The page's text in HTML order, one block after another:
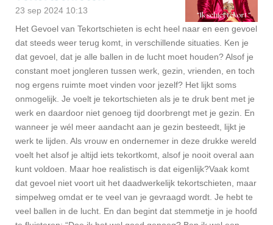
23 sep 2024 10:13
Het Gevoel van Tekortschieten is echt heel naar en een gevoel
dat steeds weer terug komt, in verschillende situaties. Ken je
dat gevoel, dat je alle ballen in de lucht moet houden? Alsof je
constant moet jongleren tussen werk, gezin, vrienden, en toch
nog ergens ruimte moet vinden voor jezelf? Het lijkt soms
onmogelijk. Je voelt je tekortschieten als je te druk bent met je
werk en daardoor niet genoeg tijd doorbrengt met je gezin. En
wanneer je wél meer aandacht aan je gezin besteedt, lijkt je
werk te lijden. Als vrouw en ondernemer in deze drukke wereld
voelt het alsof je altijd iets tekortkomt, alsof je nooit overal aan
kunt voldoen. Maar hoe realistisch is dat eigenlijk?Vaak komt
dat gevoel niet voort uit het daadwerkelijk tekortschieten, maar
simpelweg omdat er te veel van je gevraagd wordt. Je hebt te
veel ballen in de lucht. En dan begint dat stemmetje in je hoofd